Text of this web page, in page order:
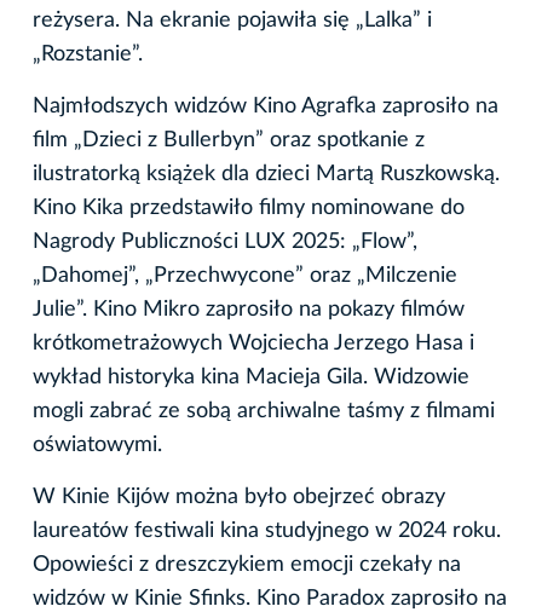
reżysera. Na ekranie pojawiła się „Lalka” i
„Rozstanie”.
Najmłodszych widzów Kino Agrafka zaprosiło na
film „Dzieci z Bullerbyn” oraz spotkanie z
ilustratorką książek dla dzieci Martą Ruszkowską.
Kino Kika przedstawiło filmy nominowane do
Nagrody Publiczności LUX 2025: „Flow”,
„Dahomej”, „Przechwycone” oraz „Milczenie
Julie”. Kino Mikro zaprosiło na pokazy filmów
krótkometrażowych Wojciecha Jerzego Hasa i
wykład historyka kina Macieja Gila. Widzowie
mogli zabrać ze sobą archiwalne taśmy z filmami
oświatowymi.
W Kinie Kijów można było obejrzeć obrazy
laureatów festiwali kina studyjnego w 2024 roku.
Opowieści z dreszczykiem emocji czekały na
widzów w Kinie Sfinks. Kino Paradox zaprosiło na